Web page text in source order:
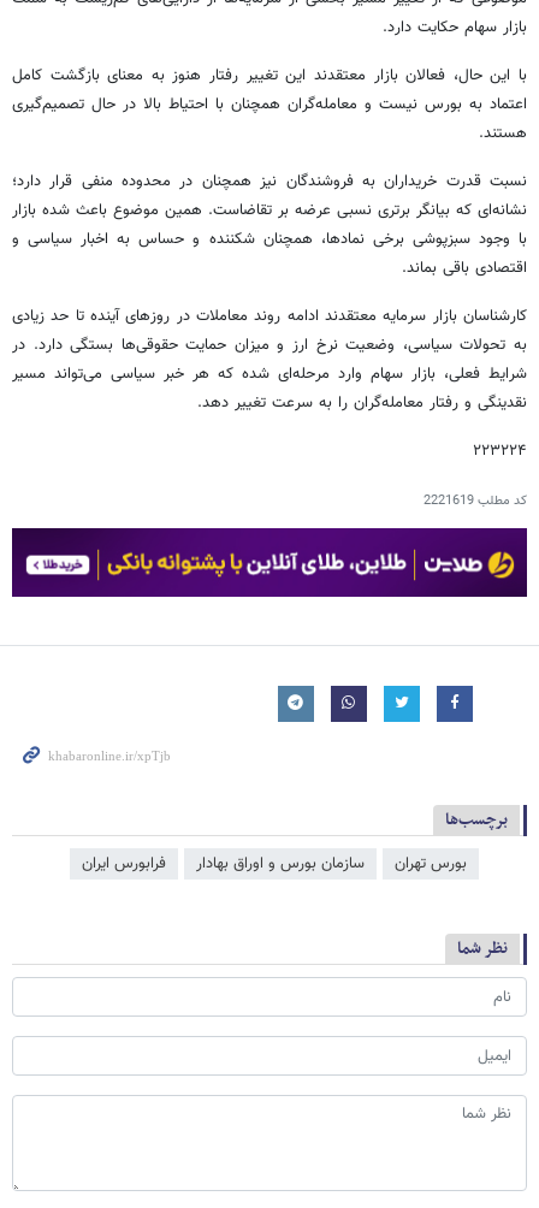
بازار سهام حکایت دارد.
با این حال، فعالان بازار معتقدند این تغییر رفتار هنوز به معنای بازگشت کامل
اعتماد به بورس نیست و معامله‌گران همچنان با احتیاط بالا در حال تصمیم‌گیری
هستند.
نسبت قدرت خریداران به فروشندگان نیز همچنان در محدوده منفی قرار دارد؛
نشانه‌ای که بیانگر برتری نسبی عرضه بر تقاضاست. همین موضوع باعث شده بازار
با وجود سبزپوشی برخی نمادها، همچنان شکننده و حساس به اخبار سیاسی و
اقتصادی باقی بماند.
کارشناسان بازار سرمایه معتقدند ادامه روند معاملات در روزهای آینده تا حد زیادی
به تحولات سیاسی، وضعیت نرخ ارز و میزان حمایت حقوقی‌ها بستگی دارد. در
شرایط فعلی، بازار سهام وارد مرحله‌ای شده که هر خبر سیاسی می‌تواند مسیر
نقدینگی و رفتار معامله‌گران را به سرعت تغییر دهد.
۲۲۳۲۲۴
کد مطلب2221619
برچسب‌ها
بورس تهران سازمان بورس و اوراق بهادار فرا‌‌‌‌‌بورس ایران
نظر شما